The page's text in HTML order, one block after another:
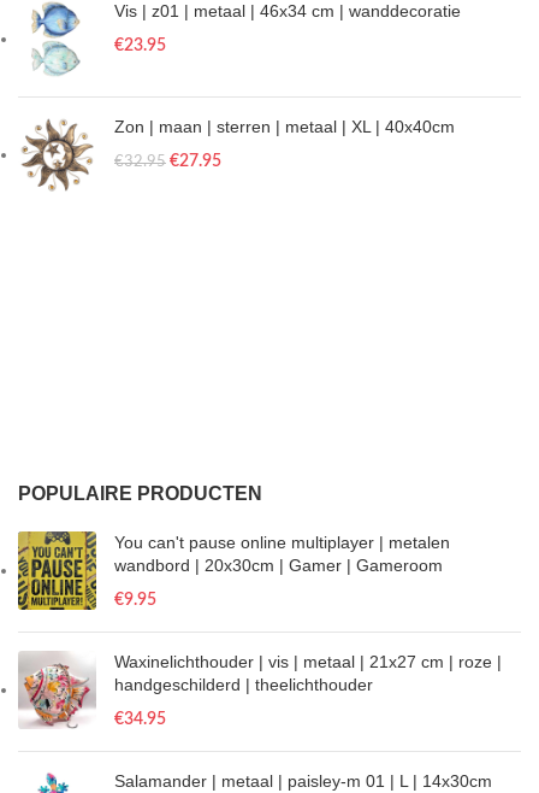
Vis | z01 | metaal | 46x34 cm | wanddecoratie
€23.95
Zon | maan | sterren | metaal | XL | 40x40cm
€32.95 €27.95
POPULAIRE PRODUCTEN
You can't pause online multiplayer | metalen
wandbord | 20x30cm | Gamer | Gameroom
€9.95
Waxinelichthouder | vis | metaal | 21x27 cm | roze |
handgeschilderd | theelichthouder
€34.95
Salamander | metaal | paisley-m 01 | L | 14x30cm